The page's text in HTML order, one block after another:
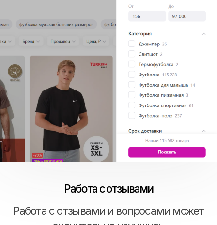
Wildberries подразумевает оплату
маркетплейсу за активное продвижение
основных формата: фиксированная цена
и онлайн-аукцион.
Реклама по фиксированной цене
запускается через менеджера по
продажам Wildberries. В рамках
этого формата доступны
различные варианты:
размещение баннера на главной
странице площадки;
социальных сетях Wildberries;
рассылка email или пуш-
уведомлений с упоминанием
вашего бренда и многое другое.